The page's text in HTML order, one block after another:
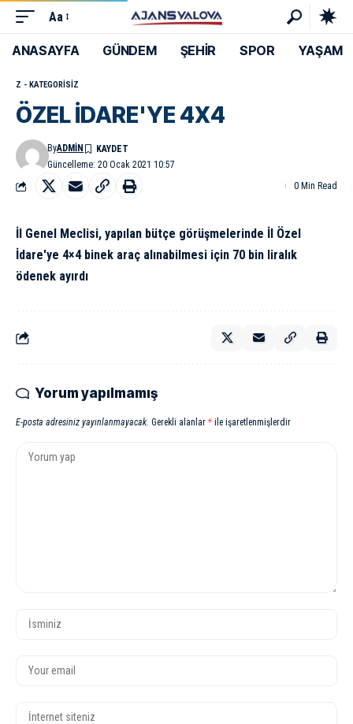
Aa
ANASAYFA GÜNDEM ŞEHİR SPOR YAŞAM
Z - KATEGORISIZ
ÖZEL İDARE'YE 4X4
Güncelleme: 20 Ocak 2021 10:57
ByADMIN
0 Min Read
İl Genel Meclisi, yapılan bütçe görüşmelerinde İl Özel
İdare'ye 4×4 binek araç alınabilmesi için 70 bin liralık
ödenek ayırdı
Yorum yapılmamış
E-posta adresiniz yayınlanmayacak. Gerekli alanlar * ile işaretlenmişlerdir